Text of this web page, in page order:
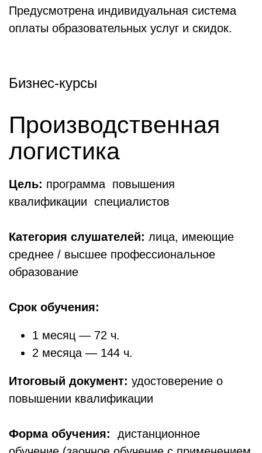
Предусмотрена индивидуальная система
оплаты образовательных услуг и скидок.
Бизнес-курсы
Производственная
логистика
Цель: программа повышения
квалификации специалистов
Категория слушателей: лица, имеющие
среднее / высшее профессиональное
образование
Срок обучения:
1 месяц — 72 ч.
2 месяца — 144 ч.
Итоговый документ: удостоверение о
повышении квалификации
Форма обучения: дистанционное